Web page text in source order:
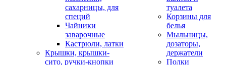
сахарницы, для
специй
Чайники
заварочные
Кастрюли, латки
Крышки, крышки-
сито, ручки-кнопки
туалета
Корзины для
белья
Мыльницы,
дозаторы,
держатели
Полки